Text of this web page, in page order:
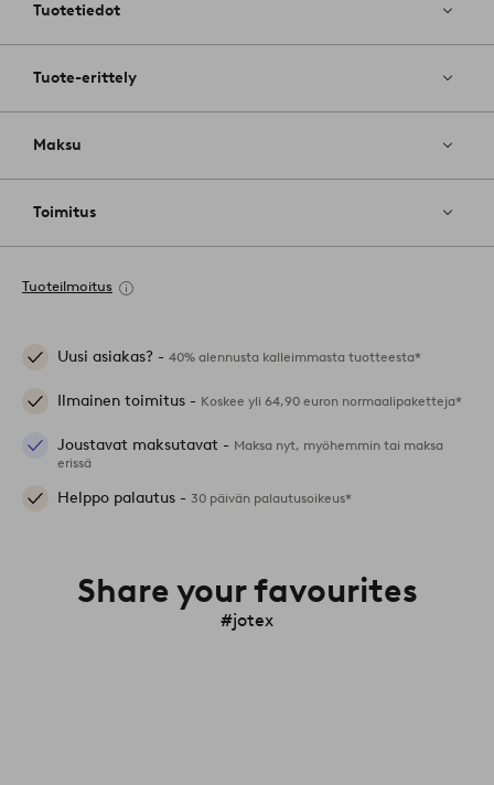
Tuotetiedot
Tuote-erittely
Maksu
Toimitus
Tuoteilmoitus
Uusi asiakas? - 40% alennusta kalleimmasta tuotteesta*
Ilmainen toimitus - Koskee yli 64,90 euron normaalipaketteja*
Joustavat maksutavat - Maksa nyt, myöhemmin tai maksa
erissä
Helppo palautus - 30 päivän palautusoikeus*
Share your favourites
#jotex